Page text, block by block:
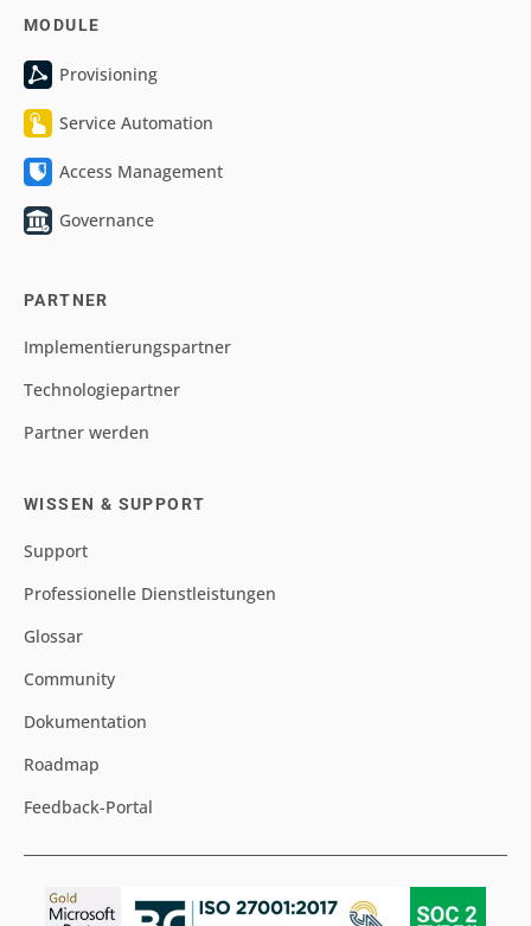
MODULE
Provisioning
Service Automation
Access Management
Governance
PARTNER
Implementierungspartner
Technologiepartner
Partner werden
WISSEN & SUPPORT
Support
Professionelle Dienstleistungen
Glossar
Community
Dokumentation
Roadmap
Feedback-Portal